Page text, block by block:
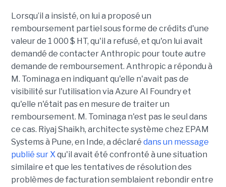
Lorsqu’il a insisté, on lui a proposé un
remboursement partiel sous forme de crédits d'une
valeur de 1 000 $ HT, qu'il a refusé, et qu'on lui avait
demandé de contacter Anthropic pour toute autre
demande de remboursement. Anthropic a répondu à
M. Tominaga en indiquant qu'elle n'avait pas de
visibilité sur l'utilisation via Azure AI Foundry et
qu'elle n'était pas en mesure de traiter un
remboursement. M. Tominaga n'est pas le seul dans
ce cas. Riyaj Shaikh, architecte système chez EPAM
Systems à Pune, en Inde, a déclaré dans un message
publié sur Xqu'il avait été confronté à une situation
similaire et que les tentatives de résolution des
problèmes de facturation semblaient rebondir entre